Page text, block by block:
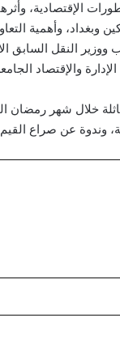
الإقتصادية،
وبغداد، وأهمية
النقل السابق
والإقتصاد
خلال شهر رمضان
وندوة عن صراع